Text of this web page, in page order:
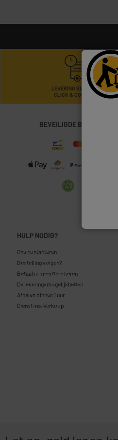
LEVERING BINNEN DE 48U
CLICK & COLLECT NA 1U
BEVEILIGDE BETALINGEN
HULP NODIG?
Ons contacteren
Bestelling volgen?
Betaal in meerdere keren
De leveringsmogelijkheden
Afhalen binnen 1 uur
Dienst-na-Verkoop